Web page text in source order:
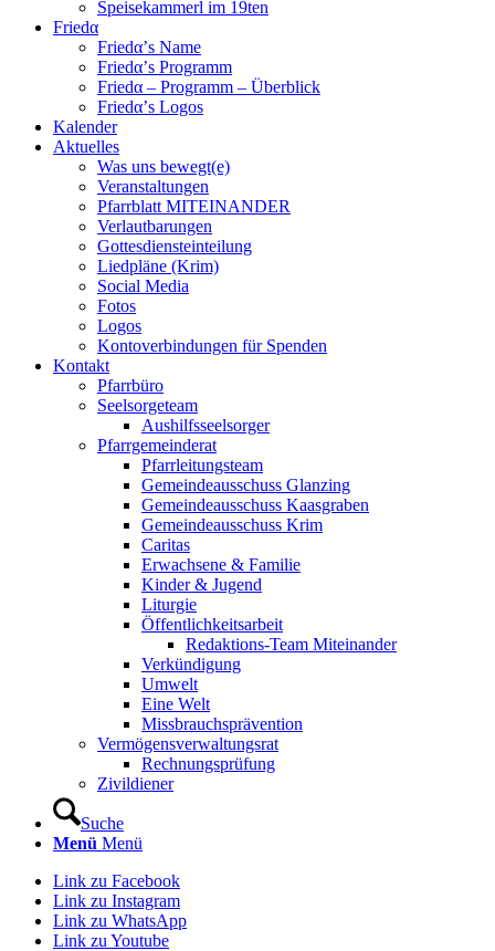
Speisekammerl im 19ten
Friedα
Friedα’s Name
Friedα’s Programm
Friedα – Programm – Überblick
Friedα’s Logos
Kalender
Aktuelles
Was uns bewegt(e)
Veranstaltungen
Pfarrblatt MITEINANDER
Verlautbarungen
Gottesdiensteinteilung
Liedpläne (Krim)
Social Media
Fotos
Logos
Kontoverbindungen für Spenden
Kontakt
Pfarrbüro
Seelsorgeteam
Aushilfsseelsorger
Pfarrgemeinderat
Pfarrleitungsteam
Gemeindeausschuss Glanzing
Gemeindeausschuss Kaasgraben
Gemeindeausschuss Krim
Caritas
Erwachsene & Familie
Kinder & Jugend
Liturgie
Öffentlichkeitsarbeit
Redaktions-Team Miteinander
Verkündigung
Umwelt
Eine Welt
Missbrauchsprävention
Vermögensverwaltungsrat
Rechnungsprüfung
Zivildiener
Suche
Menü Menü
Link zu Facebook
Link zu Instagram
Link zu WhatsApp
Link zu Youtube